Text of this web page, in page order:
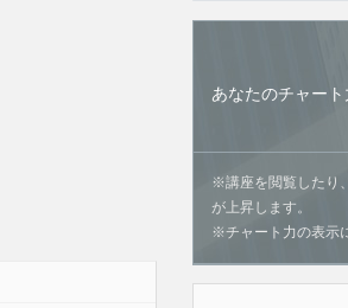
あなたのチャート
※講座を閲覧したり
が上昇します。
※チャート力の表示